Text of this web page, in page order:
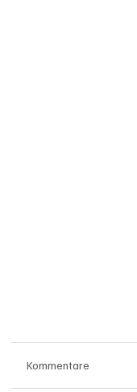
Kommentare